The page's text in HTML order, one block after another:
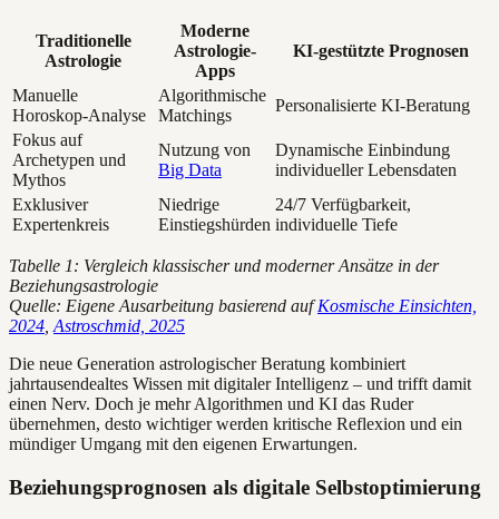
Traditionelle
Astrologie
Moderne
Astrologie-
Apps
KI-gestützte Prognosen
Manuelle
Horoskop-Analyse
Algorithmische
Matchings
Personalisierte KI-Beratung
Fokus auf
Archetypen und
Mythos
Nutzung von
Big Data
Dynamische Einbindung
individueller Lebensdaten
Exklusiver
Expertenkreis
Niedrige
Einstiegshürden
24/7 Verfügbarkeit,
individuelle Tiefe
Tabelle 1: Vergleich klassischer und moderner Ansätze in der
Beziehungsastrologie
Quelle: Eigene Ausarbeitung basierend aufKosmische Einsichten,
2024 Astroschmid, 2025
Die neue Generation astrologischer Beratung kombiniert
jahrtausendealtes Wissen mit digitaler Intelligenz – und trifft damit
einen Nerv. Doch je mehr Algorithmen und KI das Ruder
übernehmen, desto wichtiger werden kritische Reflexion und ein
mündiger Umgang mit den eigenen Erwartungen.
Beziehungsprognosen als digitale Selbstoptimierung